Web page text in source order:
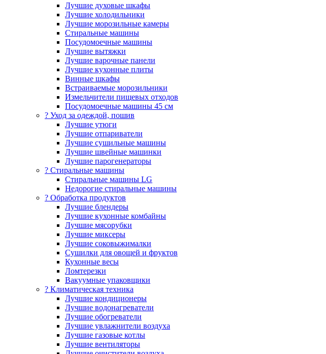
Лучшие духовые шкафы
Лучшие холодильники
Лучшие морозильные камеры
Стиральные машины
Посудомоечные машины
Лучшие вытяжки
Лучшие варочные панели
Лучшие кухонные плиты
Винные шкафы
Встраиваемые морозильники
Измельчители пищевых отходов
Посудомоечные машины 45 см
? Уход за одеждой, пошив
Лучшие утюги
Лучшие отпариватели
Лучшие сушильные машины
Лучшие швейные машинки
Лучшие парогенераторы
? Стиральные машины
Стиральные машины LG
Недорогие стиральные машины
? Обработка продуктов
Лучшие блендеры
Лучшие кухонные комбайны
Лучшие мясорубки
Лучшие миксеры
Лучшие соковыжималки
Сушилки для овощей и фруктов
Кухонные весы
Ломтерезки
Вакуумные упаковщики
?️ Климатическая техника
Лучшие кондиционеры
Лучшие водонагреватели
Лучшие обогреватели
Лучшие увлажнители воздуха
Лучшие газовые котлы
Лучшие вентиляторы